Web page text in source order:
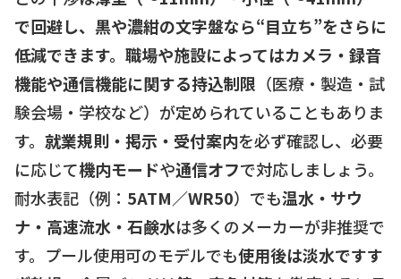
で回避し、黒や濃紺の文字盤なら“目立ち”をさらに
低減できます。 職場や施設によってはカメラ・録音
機能や通信機能に関する持込制限 （医療・製造・試
験会場・学校など）が定められていることもありま
す。 就業規則・掲示・受付案内を必ず確認し、必要
に応じて機内モードや通信オフで対応しましょう。
耐水表記（例： 5ATM／WR50）でも温水・サウ
ナ・高速流水・石鹸水は多くのメーカーが非推奨で
す。プール使用可のモデルでも使用後は淡水ですす